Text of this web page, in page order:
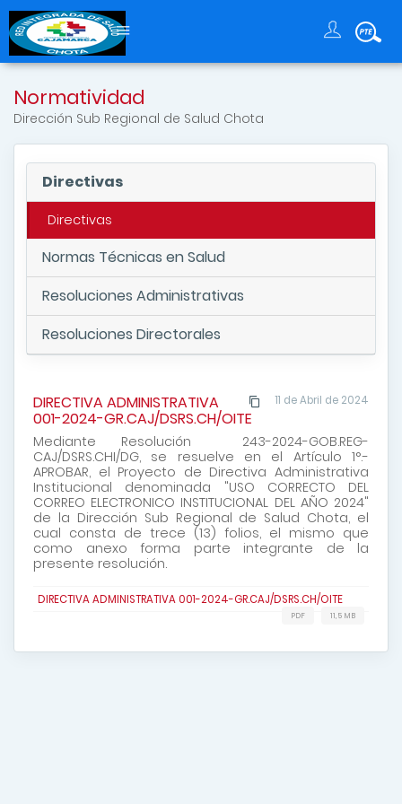
Normatividad
Dirección Sub Regional de Salud Chota
Directivas
Directivas
Normas Técnicas en Salud
Resoluciones Administrativas
Resoluciones Directorales
11 de Abril de 2024
DIRECTIVA ADMINISTRATIVA
001-2024-GR.CAJ/DSRS.CH/OITE
Mediante Resolución 243-2024-GOB.REG-
CAJ/DSRS.CHI/DG, se resuelve en el Artículo 1°.-
APROBAR, el Proyecto de Directiva Administrativa
Institucional denominada "USO CORRECTO DEL
CORREO ELECTRONICO INSTITUCIONAL DEL AÑO 2024"
de la Dirección Sub Regional de Salud Chota, el
cual consta de trece (13) folios, el mismo que
como anexo forma parte integrante de la
presente resolución.
DIRECTIVA ADMINISTRATIVA 001-2024-GR.CAJ/DSRS.CH/OITE
11,5 MB
PDF